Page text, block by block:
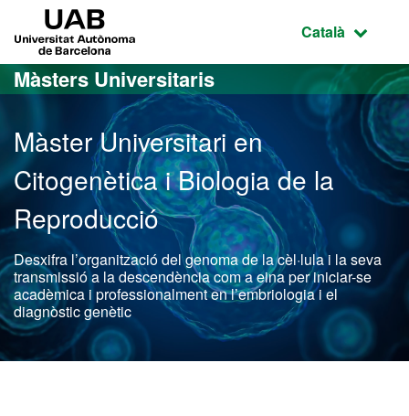
Ves al contingut principal
Ves a la navegació de la pàgina
Idioma
Català
Màsters Universitaris
Màster Universitari en
Citogenètica i Biologia de la
Reproducció
Desxifra l’organització del genoma de la cèl·lula i la seva
transmissió a la descendència com a eina per iniciar-se
acadèmica i professionalment en l’embriologia i el
diagnòstic genètic